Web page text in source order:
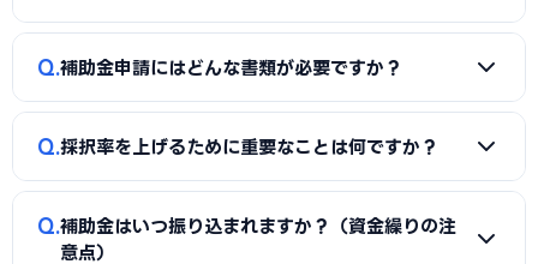
約前に見積もりと報酬条件を必ず確認しましょう。当サイト
では宇都宮市に対応した実績豊富な専門家を無料でご紹介し
A
同一経費への重複申請はできませんが、対象経費を「設備
金）」のように分けることで、異なる経費項目について両方
を活用できるケースがあります。経費按分の計画は事前に専門
Q 補助金申請にはどんな書類が必要ですか？
A
一般的に、事業計画書、見積書、決算書（直近2期分）、
類（賃上げ表明・事業継続力強化計画の認定等）も求められ
ます。申請代行ではこれらの書類整備と不備チェックを代行
し、差し戻しによる遅延を防ぎます。
Q 採択率を上げるために重要なことは何ですか？
A
①公募要領の加点項目を漏れなく満たすこと、②課題・解
決策・効果を定量的（数値）で示すこと、③事業の革新性と
Q 補助金はいつ振り込まれますか？（資金繰りの注
意点）